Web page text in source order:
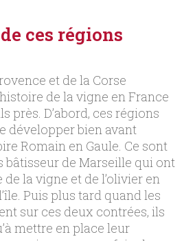
ces régions
et de la Corse
de la vigne en France
près. D’abord, ces régions
développer bien avant
Romain en Gaule. Ce sont
bâtisseur de Marseille qui ont
la vigne et de l’olivier en
Puis plus tard quand les
sur ces deux contrées, ils
mettre en place leur